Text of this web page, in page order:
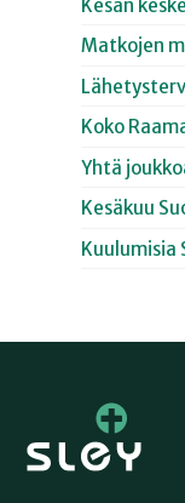
Kesän
Matkojen
Koko
Yhtä
Kesäkuu
Kuulumisia